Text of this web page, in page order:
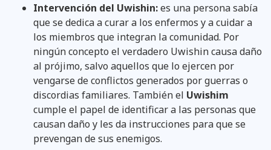
Intervención del Uwishin:es una persona sabía
que se dedica a curar a los enfermos y a cuidar a
los miembros que integran la comunidad. Por
ningún concepto el verdadero Uwishin causa daño
al prójimo, salvo aquellos que lo ejercen por
vengarse de conflictos generados por guerras o
discordias familiares. También el Uwishim
cumple el papel de identificar a las personas que
causan daño y les da instrucciones para que se
prevengan de sus enemigos.